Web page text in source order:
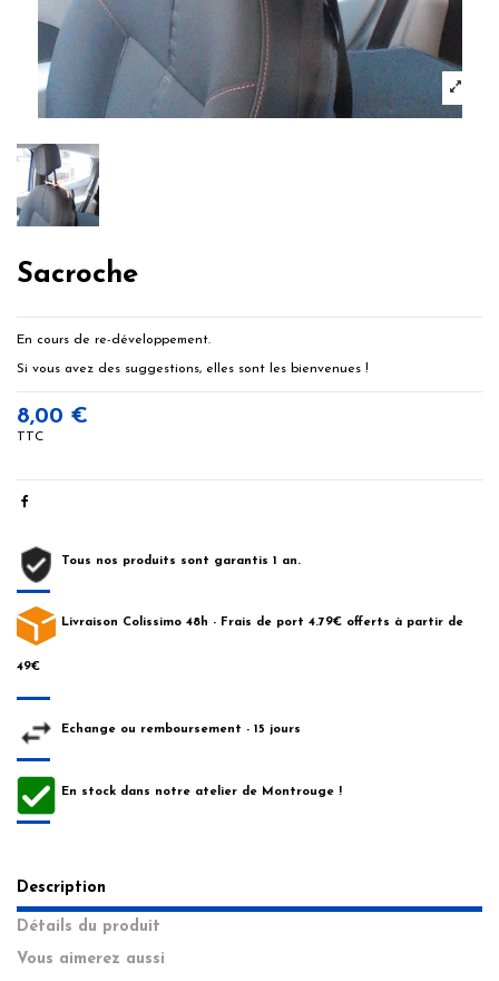
Sacroche
En cours de re-développement.
Si vous avez des suggestions, elles sont les bienvenues !
8,00 €
TTC
Tous nos produits sont garantis 1 an.
Livraison Colissimo 48h - Frais de port 4.79€ offerts à partir de
49€
Echange ou remboursement - 15 jours
En stock dans notre atelier de Montrouge !
Description
Détails du produit
Vous aimerez aussi